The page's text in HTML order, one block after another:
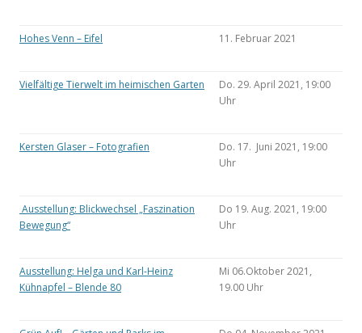
Hohes Venn – Eifel 11. Februar 2021
Vielfältige Tierwelt im heimischen Garten
Do. 29. April 2021, 19:00
Uhr
Kersten Glaser – Fotografien
Do. 17. Juni 2021, 19:00
Uhr
Ausstellung: Blickwechsel „Faszination
Bewegung“
Do 19. Aug. 2021, 19:00
Uhr
Ausstellung: Helga und Karl-Heinz
Kühnapfel – Blende 80
Mi 06.Oktober 2021,
19.00 Uhr